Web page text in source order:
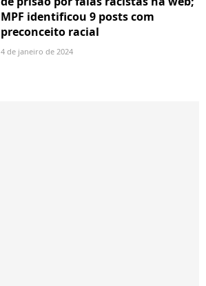
MPF identificou 9 posts com
preconceito racial
4 de janeiro de 2024